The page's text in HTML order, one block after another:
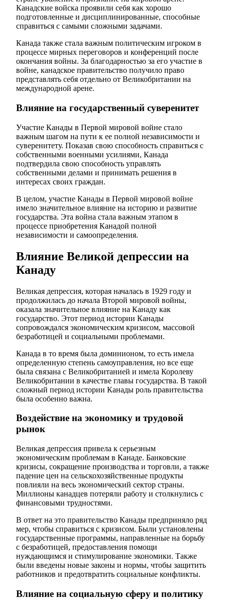
Канадские войска проявили себя как хорошо
подготовленные и дисциплинированные, способные
справиться с самыми сложными задачами.
Канада также стала важным политическим игроком в
процессе мирных переговоров и конференций после
окончания войны. За благодарностью за его участие в
войне, канадское правительство получило право
представлять себя отдельно от Великобритании на
международной арене.
Влияние на государственный суверенитет
Участие Канады в Первой мировой войне стало
важным шагом на пути к ее полной независимости и
суверенитету. Показав свою способность справиться с
собственными военными усилиями, Канада
подтвердила свою способность управлять
собственными делами и принимать решения в
интересах своих граждан.
В целом, участие Канады в Первой мировой войне
имело значительное влияние на историю и развитие
государства. Эта война стала важным этапом в
процессе приобретения Канадой полной
независимости и самоопределения.
Влияние Великой депрессии на
Канаду
Великая депрессия, которая началась в 1929 году и
продолжилась до начала Второй мировой войны,
оказала значительное влияние на Канаду как
государство. Этот период истории Канады
сопровождался экономическим кризисом, массовой
безработицей и социальными проблемами.
Канада в то время была доминионом, то есть имела
определенную степень самоуправления, но все еще
была связана с Великобританией и имела Королеву
Великобритании в качестве главы государства. В такой
сложный период истории Канады роль правительства
была особенно важна.
Воздействие на экономику и трудовой
рынок
Великая депрессия привела к серьезным
экономическим проблемам в Канаде. Банковские
кризисы, сокращение производства и торговли, а также
падение цен на сельскохозяйственные продукты
повлияли на весь экономический сектор страны.
Миллионы канадцев потеряли работу и столкнулись с
финансовыми трудностями.
В ответ на это правительство Канады предприняло ряд
мер, чтобы справиться с кризисом. Были установлены
государственные программы, направленные на борьбу
с безработицей, предоставления помощи
нуждающимся и стимулирование экономики. Также
были введены новые законы и нормы, чтобы защитить
работников и предотвратить социальные конфликты.
Влияние на социальную сферу и политику